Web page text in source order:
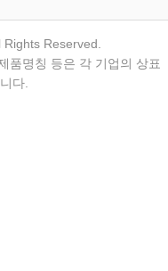
Reserved.
품명칭 등은 각 기업의 상표
다.